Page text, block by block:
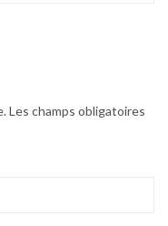
Les champs obligatoires